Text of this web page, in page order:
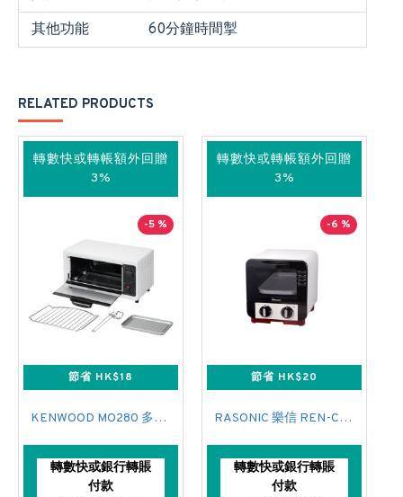
其他功能
60分鐘時間掣
RELATED PRODUCTS
轉數快或轉帳額外回贈
3%
-5 %
節省 HK$18
KENWOOD MO280 多士爐
轉數快或銀行轉賬
付款
轉數快或轉帳額外回贈
3%
-6 %
節省 HK$20
RASONIC 樂信 REN-CW8 焗爐
轉數快或銀行轉賬
付款